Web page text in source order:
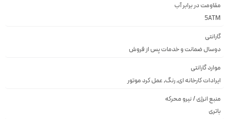
مقاومت در برابر آب
5ATM
گارانتی
دوسال ضمانت و خدمات پس از فروش
موارد گارانتی
ایرادات کارخانه ای, رنگ, عمل کرد موتور
منبع انرژی / نیرو محرکه
باتری